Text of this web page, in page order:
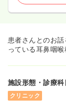
患者さんとのお
っている耳鼻咽
施設形態・診療科
クリニック